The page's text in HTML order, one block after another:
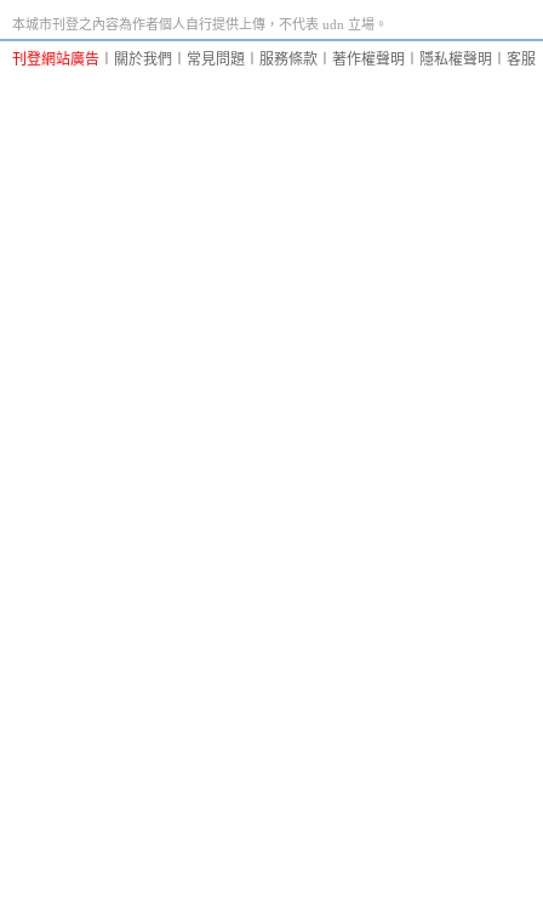
本城市刊登之內容為作者個人自行提供上傳，不代表 udn 立場。
刊登網站廣告 關於我們 常見問題 服務條款 著作權聲明 隱私權聲明 客服